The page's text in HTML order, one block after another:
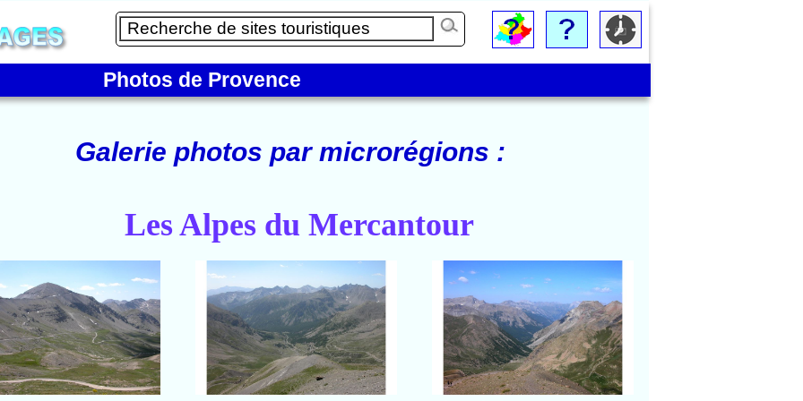
Photos de Provence
Galerie photos par microrégions :
Les Alpes du Mercantour